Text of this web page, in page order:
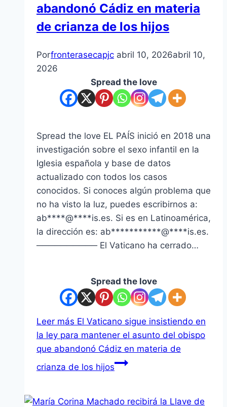
abandonó Cádiz en materia
de crianza de los hijos
Porfronterasecapjc abril 10, 2026abril 10,
2026
Spread the love
Spread the love EL PAÍS inició en 2018 una
investigación sobre el sexo infantil en la
Iglesia española y base de datos
actualizado con todos los casos
conocidos. Si conoces algún problema que
no ha visto la luz, puedes escribirnos a:
ab****@****is.es. Si es en Latinoamérica,
la dirección es: ab***********@****is.es.
────────── El Vaticano ha cerrado…
Spread the love
Leer más El Vaticano sigue insistiendo en
la ley para mantener el asunto del obispo
que abandonó Cádiz en materia de
crianza de los hijos